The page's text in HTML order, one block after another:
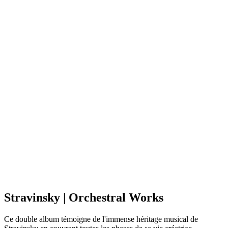
Stravinsky | Orchestral Works
Ce double album témoigne de l'immense héritage musical de